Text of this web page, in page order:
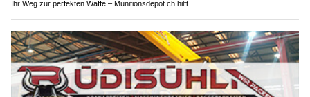
Ihr Weg zur perfekten Waffe – Munitionsdepot.ch hilft